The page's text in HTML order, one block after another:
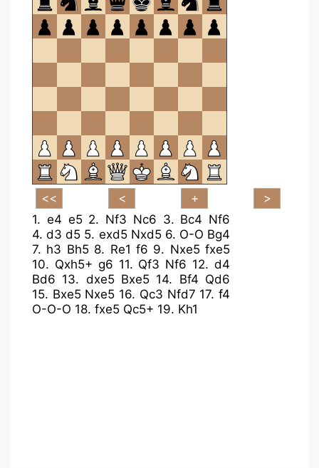
te
openen.
1. e4 e5 2. Nf3 Nc6 3. Bc4 Nf6
4.d3 d5 5. exd5 Nxd5 6. O-O Bg4
7. h3 Bh5 8. Re1 f6 9. Nxe5 fxe5
10. Qxh5+ g6 11. Qf3 Nf6 12.d4
Bd6 13. dxe5 Bxe5 14. Bf4 Qd6
15. Bxe5 Nxe5 16. Qc3 Nfd7 17.f4
O-O-O 18. fxe5 Qc5+ 19. Kh1